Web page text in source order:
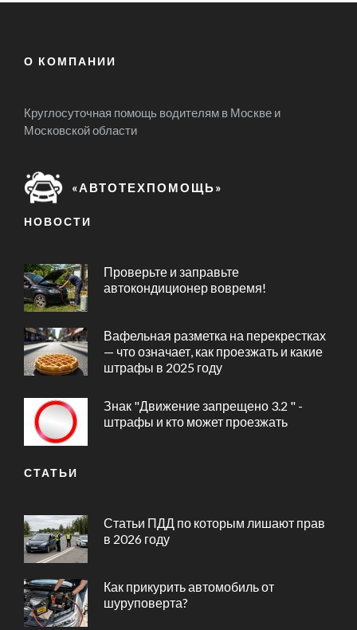
О КОМПАНИИ
Круглосуточная помощь водителям в Москве и
Московской области
«АВТОТЕХПОМОЩЬ»
НОВОСТИ
Проверьте и заправьте
автокондиционер вовремя!
Вафельная разметка на перекрестках
— что означает, как проезжать и какие
штрафы в 2025 году
Знак "Движение запрещено 3.2 " -
штрафы и кто может проезжать
СТАТЬИ
Статьи ПДД по которым лишают прав
в 2026 году
Как прикурить автомобиль от
шуруповерта?